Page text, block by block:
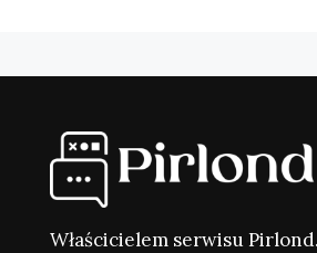
Właścicielem serwisu